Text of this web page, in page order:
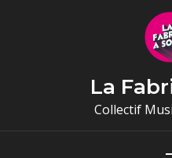
La
Collectif